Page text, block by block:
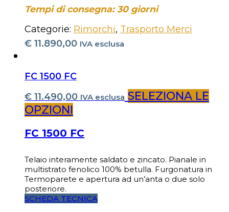
Tempi di consegna: 30 giorni
Categorie: Rimorchi, Trasporto Merci
€ 11.890,00 IVA esclusa
FC 1500 FC
€ 11.490,00 IVA esclusa SELEZIONA LE
OPZIONI
FC 1500 FC
Telaio interamente saldato e zincato. Pianale in
multistrato fenolico 100% betulla. Furgonatura in
Termoparete e apertura ad un’anta o due solo
posteriore.
SCHEDA TECNICA